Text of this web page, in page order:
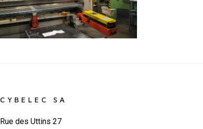
CYBELEC SA
Rue des Uttins 27